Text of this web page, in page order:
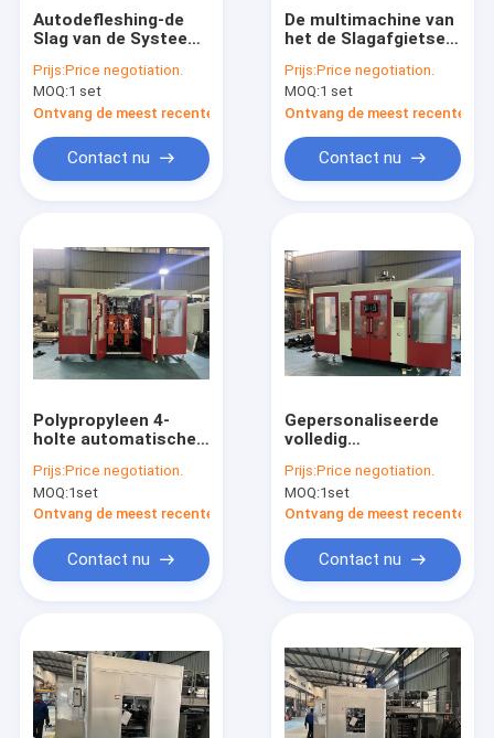
Producten
Ongeveer ons
Autodefleshing-de
Slag van de Systeem
Vormen Machine
voor Lotionfles 2
Laaghdpe
Prijs:Price negotiation.
MOQ:1 set
Ontvang de meest recente Prijs
Contact nu
De multimachine van
het de Slagafgietsel
Holteuitdrijving
Automatische
MP90FS IML voor
Pesticidefles
Prijs:Price negotiation.
MOQ:1 set
Ontvang de meest recente
Contact nu
Polypropyleen 4-
holte automatische
voor maatwerk
Prijs:Price negotiation.
MOQ:1set
Ontvang de meest recente Prijs
Contact nu
Gepersonaliseerde
volledig
blaasvormmachine
voor HDPE-LDPE-PP-
productie
Prijs:Price negotiation.
MOQ:1set
Ontvang de meest recente
Contact nu